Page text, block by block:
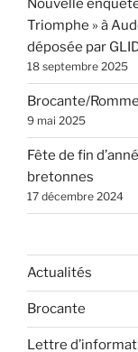
Nouvelle
Triomphe » à
déposée par
18 septembre 2025
Brocante/
9 mai 2025
Fête de fin
bretonnes
17 décembre 2024
Actualités
Brocante
Lettre